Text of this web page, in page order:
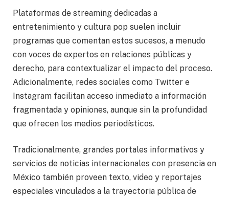
Plataformas de streaming dedicadas a
entretenimiento y cultura pop suelen incluir
programas que comentan estos sucesos, a menudo
con voces de expertos en relaciones públicas y
derecho, para contextualizar el impacto del proceso.
Adicionalmente, redes sociales como Twitter e
Instagram facilitan acceso inmediato a información
fragmentada y opiniones, aunque sin la profundidad
que ofrecen los medios periodísticos.
Tradicionalmente, grandes portales informativos y
servicios de noticias internacionales con presencia en
México también proveen texto, video y reportajes
especiales vinculados a la trayectoria pública de